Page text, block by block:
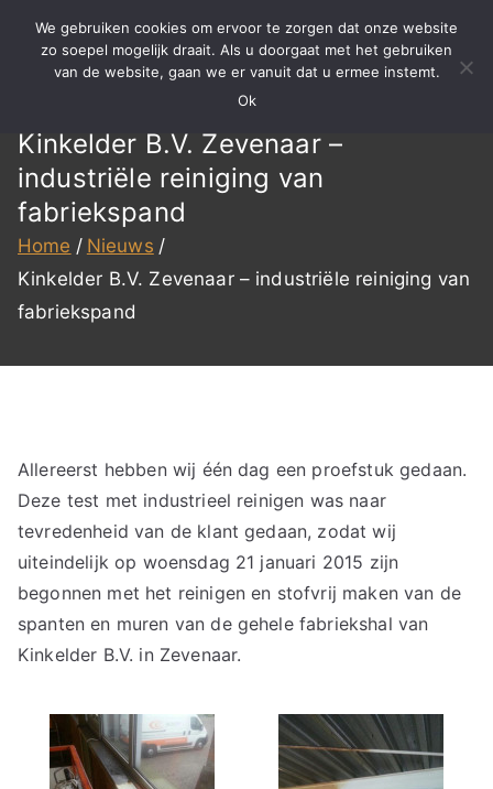
BBS
Reinigen
Meer dan 15 jaar ervaring in
specialistisch reinigen,
Kinkelder B.V. Zevenaar –
industriële reiniging van
fabriekspand
Home
Nieuws
Kinkelder B.V. Zevenaar – industriële reiniging van
fabriekspand
Allereerst hebben wij één dag een proefstuk gedaan.
Deze test met industrieel reinigen was naar
tevredenheid van de klant gedaan, zodat wij
uiteindelijk op woensdag 21 januari 2015 zijn
begonnen met het reinigen en stofvrij maken van de
spanten en muren van de gehele fabriekshal van
Kinkelder B.V. in Zevenaar.
We gebruiken cookies om ervoor te zorgen dat onze website
zo soepel mogelijk draait. Als u doorgaat met het gebruiken
van de website, gaan we er vanuit dat u ermee instemt.
Ok